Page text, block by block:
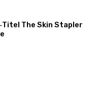
The Skin Stapler